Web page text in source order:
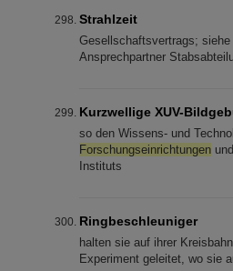
Strahlzeit
Gesellschaftsvertrags;
Ansprechpartner
Kurzwellige XUV-
so den Wissens- und
Forschungseinrichtungen
Instituts
Ringbeschleuniger
halten sie auf ihrer
Experiment geleitet, wo sie